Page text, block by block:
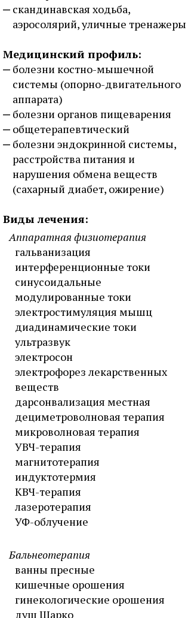
скандинавская ходьба,
аэросолярий, уличные тренажеры
Медицинский профиль:
болезни костно-мышечной
системы (опорно-двигательного
аппарата)
болезни органов пищеварения
общетерапевтический
болезни эндокринной системы,
расстройства питания и
нарушения обмена веществ
(сахарный диабет, ожирение)
Виды лечения:
Аппаратная физиотерапия
гальванизация
интерференционные токи
синусоидальные
модулированные токи
электростимуляция мышц
диадинамические токи
ультразвук
электросон
электрофорез лекарственных
веществ
дарсонвализация местная
дециметроволновая терапия
микроволновая терапия
УВЧ-терапия
магнитотерапия
индуктотермия
КВЧ-терапия
лазеротерапия
УФ-облучение
Бальнеотерапия
ванны пресные
кишечные орошения
гинекологические орошения
душ Шарко